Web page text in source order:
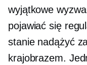
wyjątkowe
pojawiać się
stanie nadążyć
krajobrazem.